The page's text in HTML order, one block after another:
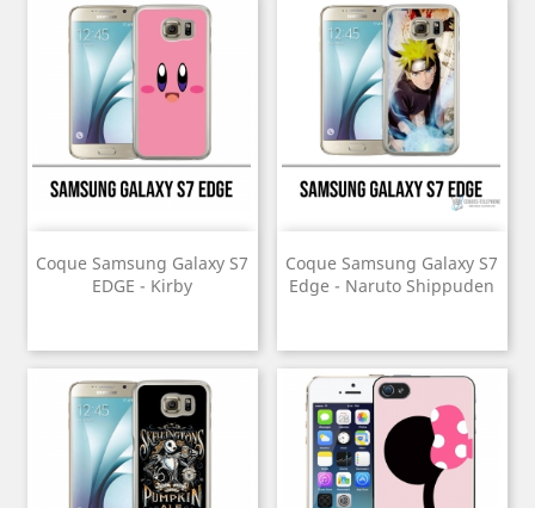
Coque Samsung Galaxy S7
EDGE - Kirby
Coque Samsung Galaxy S7
Edge - Naruto Shippuden